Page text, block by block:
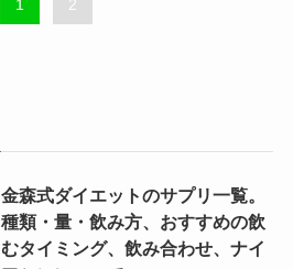
1 2
金森式ダイエットのサプリ一覧。
種類・量・飲み方、おすすめの飲
むタイミング、飲み合わせ、ナイ